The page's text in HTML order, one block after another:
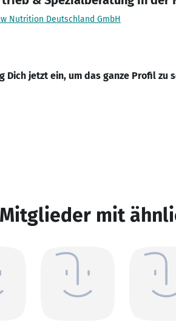
Nutrition Deutschland GmbH
Dich jetzt ein, um das ganze Profil zu
Mitglieder mit